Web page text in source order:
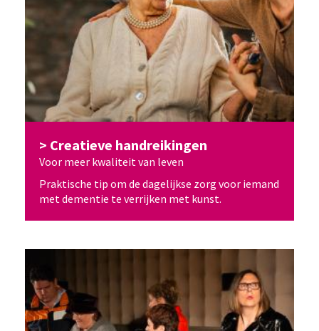
Creatieve handreikingen
Voor meer kwaliteit van leven
Praktische tip om de dagelijkse zorg voor iemand
met dementie te verrijken met kunst.